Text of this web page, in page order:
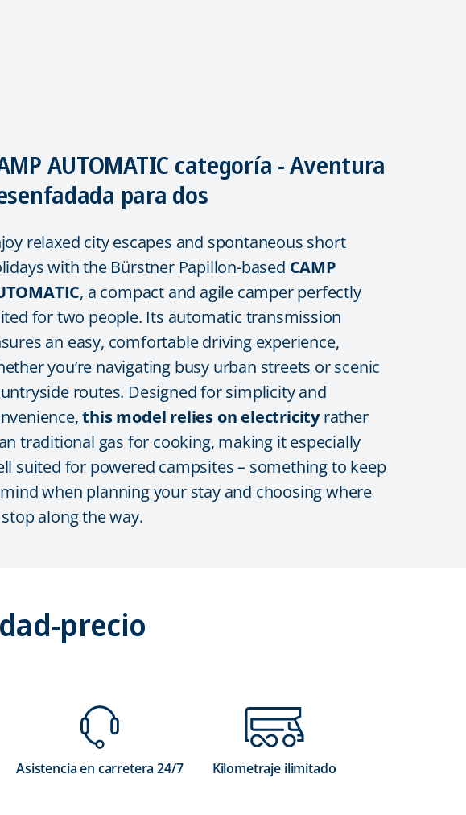
AUTOMATIC categoría - Aventura
para dos
relaxed city escapes and spontaneous short
with the Bürstner Papillon-based CAMP
, a compact and agile camper perfectly
for two people. Its automatic transmission
an easy, comfortable driving experience,
you’re navigating busy urban streets or scenic
routes. Designed for simplicity and
this model relies on electricityrather
traditional gas for cooking, making it especially
suited for powered campsites – something to keep
when planning your stay and choosing where
along the way.
precio
Asistencia en carretera 24/7 Kilometraje ilimitado